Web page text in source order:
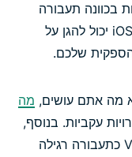
בכוונה תעבורה
בעלת רוחב פס גבוה. ExpressVPN ל-iOS יכול להגן על
שלכם.
מה אתם עושים, מה
עקביות. בנוסף,
ערפול מובנה מסווה את תעבורת ה-VPN כתעבורה רגילה